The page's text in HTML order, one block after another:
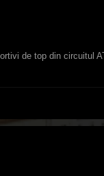
de top din circuitul